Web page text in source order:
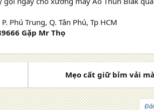
Phú Trung, Q. Tân Phú, Tp HCM
Gặp Mr Thọ
Mẹo cất giữ bỉm vải